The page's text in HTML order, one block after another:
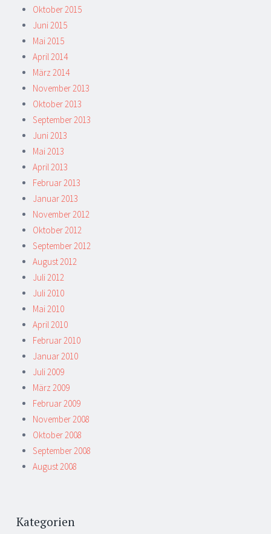
Oktober 2015
Juni 2015
Mai 2015
April 2014
März 2014
November 2013
Oktober 2013
September 2013
Juni 2013
Mai 2013
April 2013
Februar 2013
Januar 2013
November 2012
Oktober 2012
September 2012
August 2012
Juli 2012
Juli 2010
Mai 2010
April 2010
Februar 2010
Januar 2010
Juli 2009
März 2009
Februar 2009
November 2008
Oktober 2008
September 2008
August 2008
Kategorien